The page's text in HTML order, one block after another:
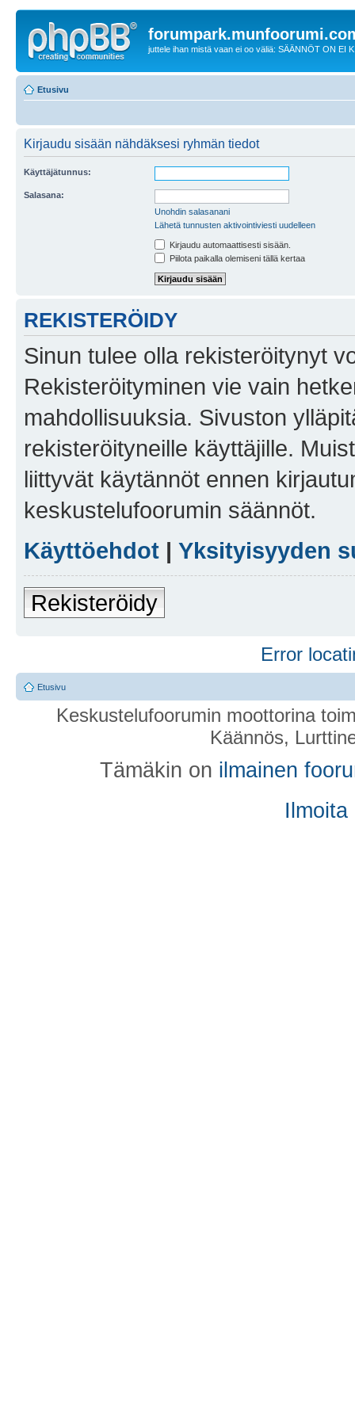
juttele ihan mistä vaan ei oo väliä: SÄÄNNÖT ON EI
Etusivu
Kirjaudu sisään nähdäksesi ryhmän tiedot
Käyttäjätunnus:
Salasana:
Unohdin salasanani
Lähetä tunnusten aktivointiviesti uudelleen
Kirjaudu automaattisesti sisään.
Piilota paikalla olemiseni tällä kertaa
REKISTERÖIDY
Sinun tulee olla rekisteröitynyt
Rekisteröityminen vie vain
mahdollisuuksia. Sivuston
rekisteröityneille käyttäjille.
liittyvät käytännöt ennen
keskustelufoorumin säännöt.
Käyttöehdot | Yksityisyyden
Rekisteröidy
Error
Etusivu
Keskustelufoorumin moottorina
Käännös,
Tämäkin on ilmainen